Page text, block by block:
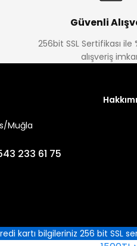
Güvenli
256bit SSL Sertifikası ile
alışveriş
Muğla
233 61 75
kartı bilgileriniz 256 bit SSL